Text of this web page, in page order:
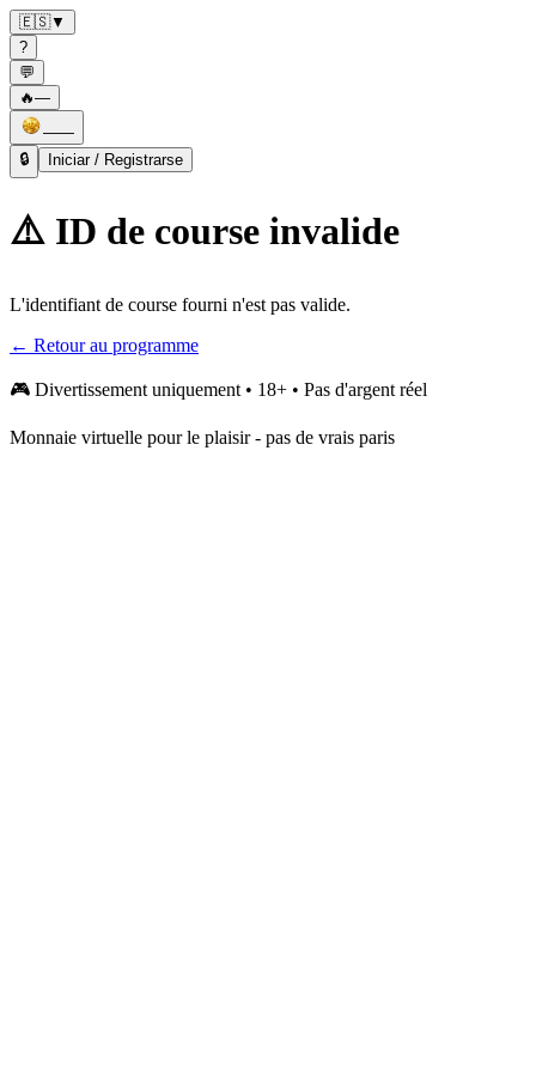
🇪🇸▼
?
💬
🔥—
——
🔒
Iniciar / Registrarse
⚠️ ID de course invalide
L'identifiant de course fourni n'est pas valide.
← Retour au programme
🎮 Divertissement uniquement • 18+ • Pas d'argent réel
Monnaie virtuelle pour le plaisir - pas de vrais paris